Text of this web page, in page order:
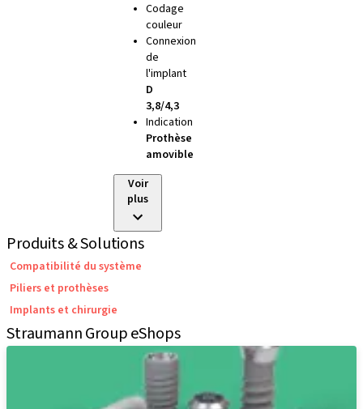
Codage
couleur
Connexion
de
l'implant
D
3,8/4,3
Indication
Prothèse
amovible
Voir
plus
Produits & Solutions
Compatibilité du système
Piliers et prothèses
Implants et chirurgie
Straumann Group eShops